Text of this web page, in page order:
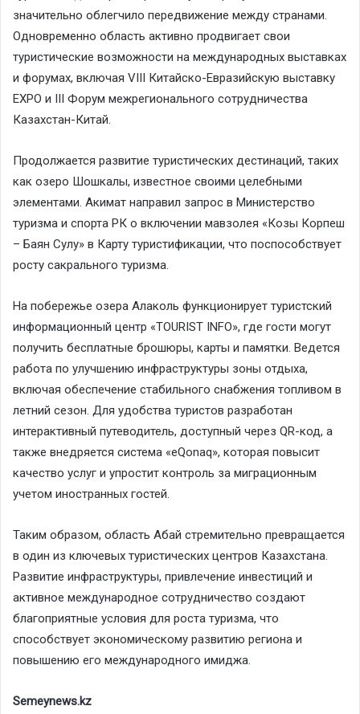
значительно облегчило передвижение между странами.
Одновременно область активно продвигает свои
туристические возможности на международных выставках
и форумах, включая VIII Китайско-Евразийскую выставку
EXPO и III Форум межрегионального сотрудничества
Казахстан-Китай.
Продолжается развитие туристических дестинаций, таких
как озеро Шошкалы, известное своими целебными
элементами. Акимат направил запрос в Министерство
туризма и спорта РК о включении мавзолея «Козы Корпеш
– Баян Сулу» в Карту туристификации, что поспособствует
росту сакрального туризма.
На побережье озера Алаколь функционирует туристский
информационный центр «TOURIST INFO», где гости могут
получить бесплатные брошюры, карты и памятки. Ведется
работа по улучшению инфраструктуры зоны отдыха,
включая обеспечение стабильного снабжения топливом в
летний сезон. Для удобства туристов разработан
интерактивный путеводитель, доступный через QR-код, а
также внедряется система «eQonaq», которая повысит
качество услуг и упростит контроль за миграционным
учетом иностранных гостей.
Таким образом, область Абай стремительно превращается
в один из ключевых туристических центров Казахстана.
Развитие инфраструктуры, привлечение инвестиций и
активное международное сотрудничество создают
благоприятные условия для роста туризма, что
способствует экономическому развитию региона и
повышению его международного имиджа.
Semeynews.kz